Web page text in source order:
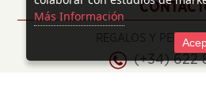
REGALOS Y
(+34) 622
Más Información